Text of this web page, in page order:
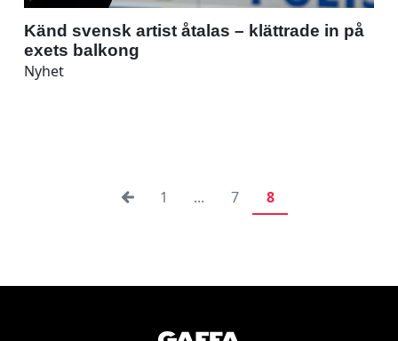
Känd svensk artist åtalas – klättrade in på
exets balkong
Nyhet
1 ... 7 8